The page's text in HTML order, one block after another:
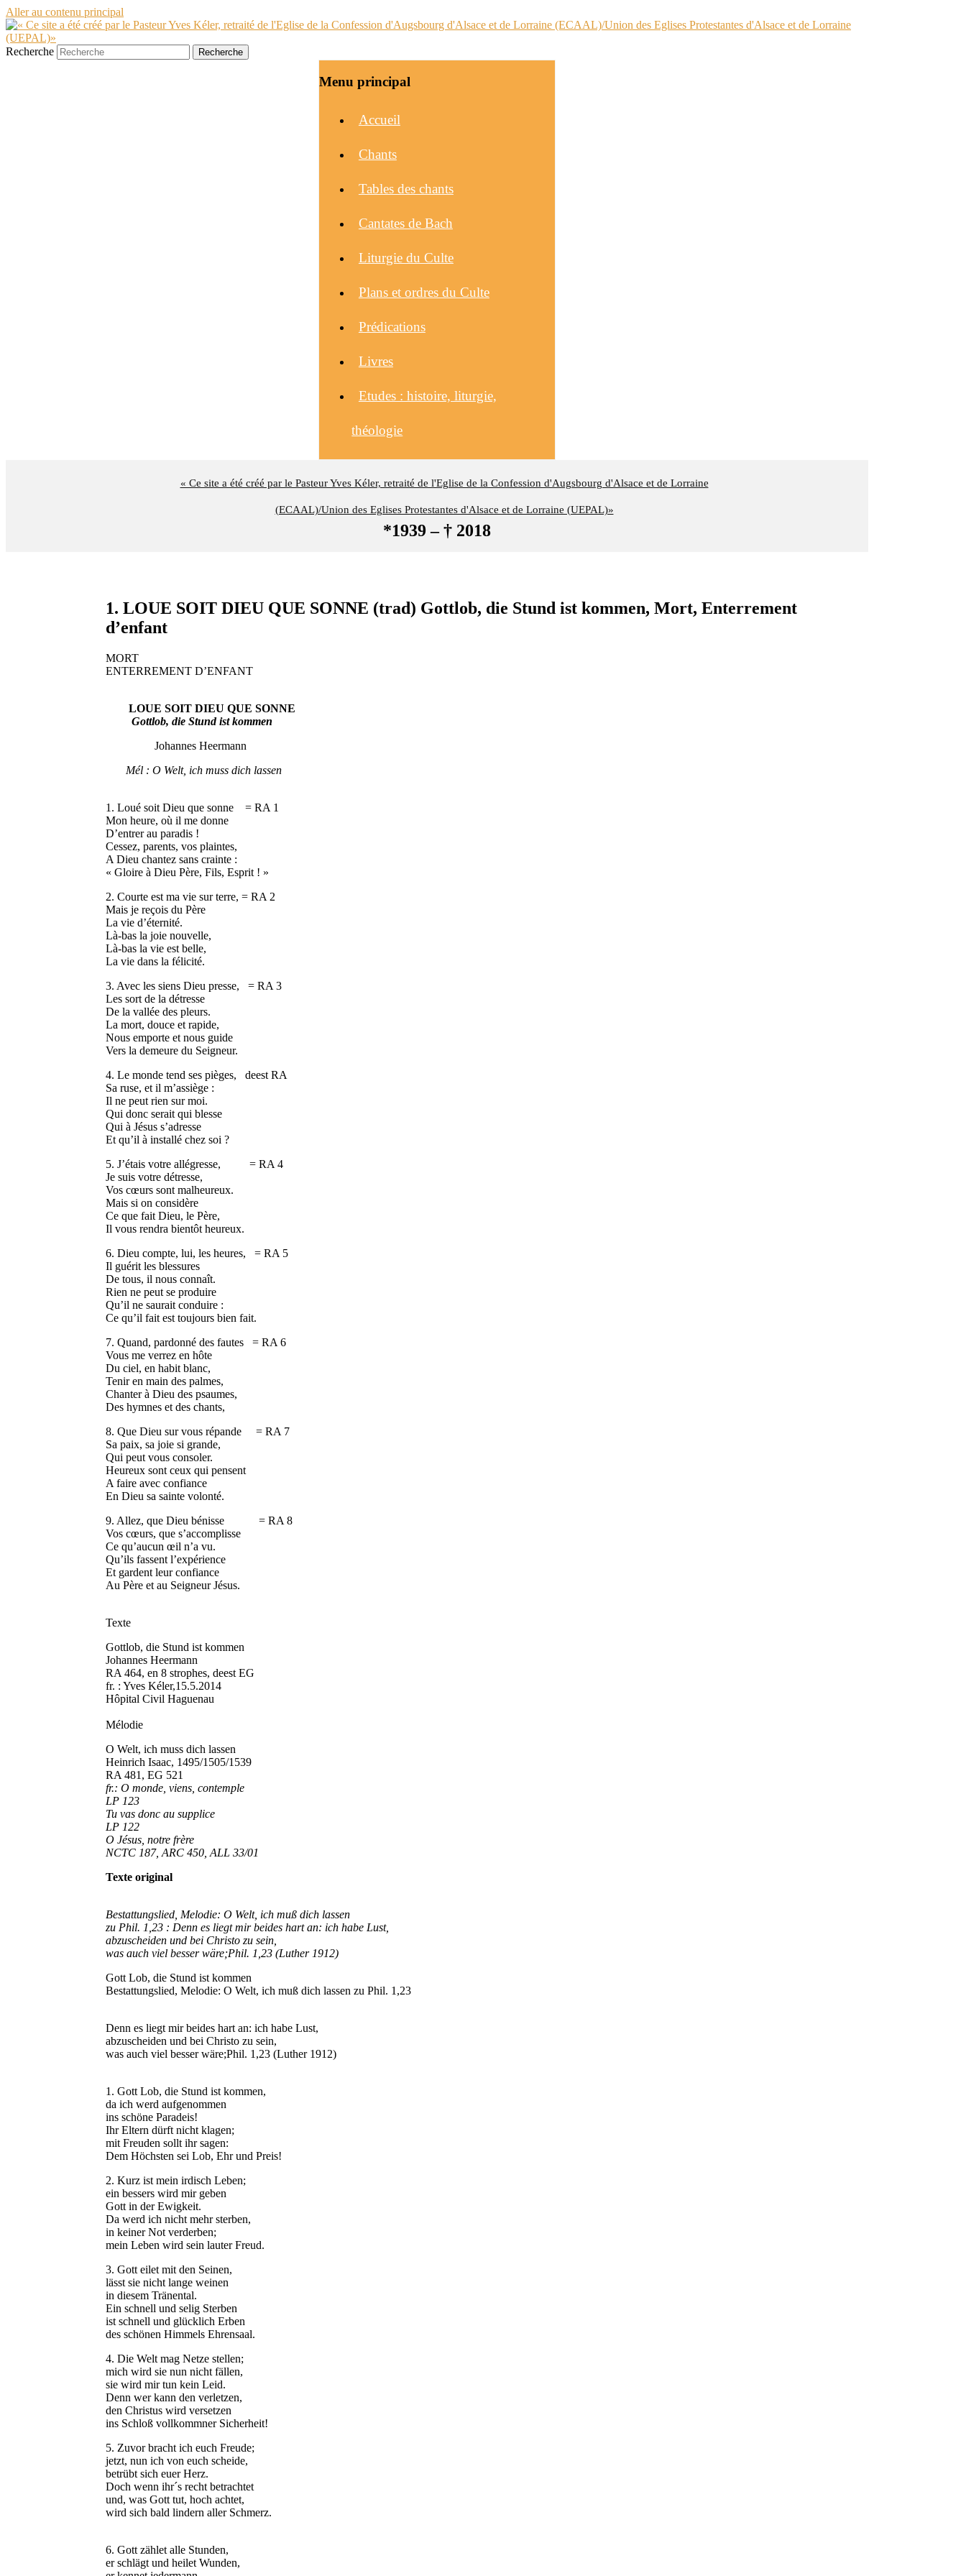
Aller au contenu principal
« Ce site a été créé par le Pasteur Yves Kéler, retraité de l'Eglise de la Confession d'Augsbourg d'Alsace et de Lorraine
(ECAAL)/Union des Eglises Protestantes d'Alsace et de Lorraine (UEPAL)»
*1939 – † 2018
Recherche
Menu principal
Accueil
Chants
Tables des chants
Cantates de Bach
Liturgie du Culte
Plans et ordres du Culte
Prédications
Livres
Etudes : histoire, liturgie,
théologie
1. LOUE SOIT DIEU QUE SONNE (trad) Gottlob, die Stund ist kommen, Mort, Enterrement
d’enfant
MORT
ENTERREMENT D’ENFANT
LOUE SOIT DIEU QUE SONNE
Gottlob, die Stund ist kommen
Johannes Heermann
Mél : O Welt, ich muss dich lassen
1. Loué soit Dieu que sonne = RA 1
Mon heure, où il me donne
D’entrer au paradis !
Cessez, parents, vos plaintes,
A Dieu chantez sans crainte :
« Gloire à Dieu Père, Fils, Esprit ! »
2. Courte est ma vie sur terre, = RA 2
Mais je reçois du Père
La vie d’éternité.
Là-bas la joie nouvelle,
Là-bas la vie est belle,
La vie dans la félicité.
3. Avec les siens Dieu presse, = RA 3
Les sort de la détresse
De la vallée des pleurs.
La mort, douce et rapide,
Nous emporte et nous guide
Vers la demeure du Seigneur.
4. Le monde tend ses pièges, deest RA
Sa ruse, et il m’assiège :
Il ne peut rien sur moi.
Qui donc serait qui blesse
Qui à Jésus s’adresse
Et qu’il à installé chez soi ?
5. J’étais votre allégresse, = RA 4
Je suis votre détresse,
Vos cœurs sont malheureux.
Mais si on considère
Ce que fait Dieu, le Père,
Il vous rendra bientôt heureux.
6. Dieu compte, lui, les heures, = RA 5
Il guérit les blessures
De tous, il nous connaît.
Rien ne peut se produire
Qu’il ne saurait conduire :
Ce qu’il fait est toujours bien fait.
7. Quand, pardonné des fautes = RA 6
Vous me verrez en hôte
Du ciel, en habit blanc,
Tenir en main des palmes,
Chanter à Dieu des psaumes,
Des hymnes et des chants,
8. Que Dieu sur vous répande = RA 7
Sa paix, sa joie si grande,
Qui peut vous consoler.
Heureux sont ceux qui pensent
A faire avec confiance
En Dieu sa sainte volonté.
9. Allez, que Dieu bénisse = RA 8
Vos cœurs, que s’accomplisse
Ce qu’aucun œil n’a vu.
Qu’ils fassent l’expérience
Et gardent leur confiance
Au Père et au Seigneur Jésus.
Texte
Gottlob, die Stund ist kommen
Johannes Heermann
RA 464, en 8 strophes, deest EG
fr. : Yves Kéler,15.5.2014
Hôpital Civil Haguenau
Mélodie
O Welt, ich muss dich lassen
Heinrich Isaac, 1495/1505/1539
RA 481, EG 521
fr.: O monde, viens, contemple
LP 123
Tu vas donc au supplice
LP 122
O Jésus, notre frère
NCTC 187, ARC 450, ALL 33/01
Texte original
Bestattungslied, Melodie: O Welt, ich muß dich lassen
zu Phil. 1,23 : Denn es liegt mir beides hart an: ich habe Lust,
abzuscheiden und bei Christo zu sein,
was auch viel besser wäre;Phil. 1,23 (Luther 1912)
Gott Lob, die Stund ist kommen
Bestattungslied, Melodie: O Welt, ich muß dich lassen zu Phil. 1,23
Denn es liegt mir beides hart an: ich habe Lust,
abzuscheiden und bei Christo zu sein,
was auch viel besser wäre;Phil. 1,23 (Luther 1912)
1. Gott Lob, die Stund ist kommen,
da ich werd aufgenommen
ins schöne Paradeis!
Ihr Eltern dürft nicht klagen;
mit Freuden sollt ihr sagen:
Dem Höchsten sei Lob, Ehr und Preis!
2. Kurz ist mein irdisch Leben;
ein bessers wird mir geben
Gott in der Ewigkeit.
Da werd ich nicht mehr sterben,
in keiner Not verderben;
mein Leben wird sein lauter Freud.
3. Gott eilet mit den Seinen,
lässt sie nicht lange weinen
in diesem Tränental.
Ein schnell und selig Sterben
ist schnell und glücklich Erben
des schönen Himmels Ehrensaal.
4. Die Welt mag Netze stellen;
mich wird sie nun nicht fällen,
sie wird mir tun kein Leid.
Denn wer kann den verletzen,
den Christus wird versetzen
ins Schloß vollkommner Sicherheit!
5. Zuvor bracht ich euch Freude;
jetzt, nun ich von euch scheide,
betrübt sich euer Herz.
Doch wenn ihr´s recht betrachtet
und, was Gott tut, hoch achtet,
wird sich bald lindern aller Schmerz.
6. Gott zählet alle Stunden,
er schlägt und heilet Wunden,